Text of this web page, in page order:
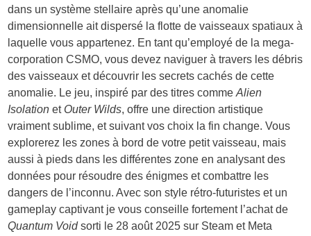
dans un système stellaire après qu’une anomalie
dimensionnelle ait dispersé la flotte de vaisseaux spatiaux à
laquelle vous appartenez. En tant qu’employé de la mega-
corporation CSMO, vous devez naviguer à travers les débris
des vaisseaux et découvrir les secrets cachés de cette
anomalie. Le jeu, inspiré par des titres commeAlien
Isolation et Outer Wilds, offre une direction artistique
vraiment sublime, et suivant vos choix la fin change. Vous
explorerez les zones à bord de votre petit vaisseau, mais
aussi à pieds dans les différentes zone en analysant des
données pour résoudre des énigmes et combattre les
dangers de l’inconnu. Avec son style rétro-futuristes et un
gameplay captivant je vous conseille fortement l’achat de
Quantum Voidsorti le 28 août 2025 sur Steam et Meta